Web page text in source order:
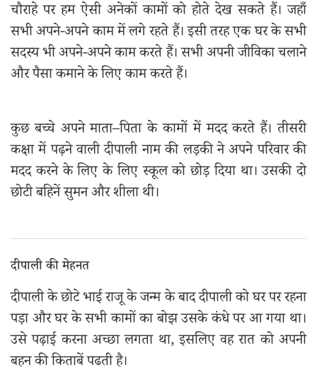
चौराहे पर हम ऐसी अनेकों कामों को होते देख सकते हैं। जहाँ
सभी अपने-अपने काम में लगे रहते हैं। इसी तरह एक घर के सभी
सदस्य भी अपने-अपने काम करते हैं। सभी अपनी जीविका चलाने
और पैसा कमाने के लिए काम करते हैं।
कुछ बच्चे अपने माता–पिता के कामों में मदद करते हैं। तीसरी
कक्षा में पढ़ने वाली दीपाली नाम की लड़की ने अपने परिवार की
मदद करने के लिए के लिए स्कूल को छोड़ दिया था। उसकी दो
छोटी बहिनें सुमन और शीला थी।
दीपाली की मेहनत
दीपाली के छोटे भाई राजू के जन्म के बाद दीपाली को घर पर रहना
पड़ा और घर के सभी कामों का बोझ उसके कंधे पर आ गया था।
उसे पढ़ाई करना अच्छा लगता था, इसलिए वह रात को अपनी
बहन की किताबें पढती है।